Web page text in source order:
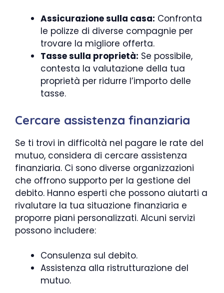
Assicurazione sulla casa: Confronta
le polizze di diverse compagnie per
trovare la migliore offerta.
Tasse sulla proprietà: Se possibile,
contesta la valutazione della tua
proprietà per ridurre l’importo delle
tasse.
Cercare assistenza finanziaria
Se ti trovi in difficoltà nel pagare le rate del
mutuo, considera di cercare assistenza
finanziaria. Ci sono diverse organizzazioni
che offrono supporto per la gestione del
debito. Hanno esperti che possono aiutarti a
rivalutare la tua situazione finanziaria e
proporre piani personalizzati. Alcuni servizi
possono includere:
Consulenza sul debito.
Assistenza alla ristrutturazione del
mutuo.